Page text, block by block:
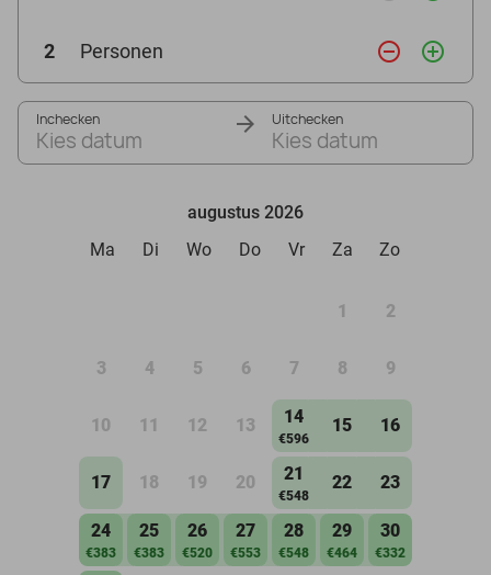
2 Personen remove_circle_outline add_circle_outline
Inchecken
Kies datum
Uitchecken
Kies datum
augustus 2026
Ma
Di Wo Do Vr Za Zo
1 2
3 4 5 6 7 8 9
10 11 12 13 14
€596
15 16
17 18 19 20 21
€548
22 23
24
€383
25
€383
26
€520
27
€553
28
€548
29
€464
30
€332